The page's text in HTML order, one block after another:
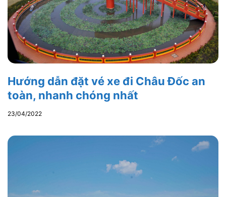
Hướng dẫn đặt vé xe đi Châu Đốc an
toàn, nhanh chóng nhất
23/04/2022